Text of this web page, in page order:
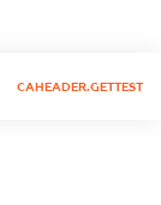
CAHEADER.GETTEST